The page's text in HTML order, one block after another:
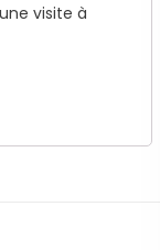
visite à